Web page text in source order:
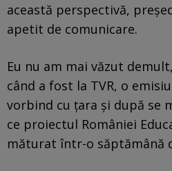
această perspectivă,
apetit de comunicare.
Eu nu am mai văzut
când a fost la TVR, o
vorbind cu țara și după se
ce proiectul României
măturat într-o săptămână